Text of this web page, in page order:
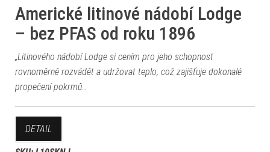
Americké litinové nádobí Lodge
– bez PFAS od roku 1896
„Litinového nádobí Lodge si cením pro jeho schopnost
rovnoměrně rozvádět a udržovat teplo, což zajišťuje dokonalé
propečení pokrmů…
DETAIL